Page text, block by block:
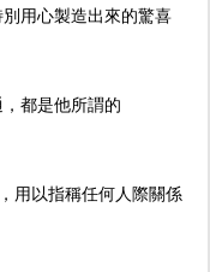
用心製造出來的驚喜
都是他所謂的
用以指稱任何人際關係